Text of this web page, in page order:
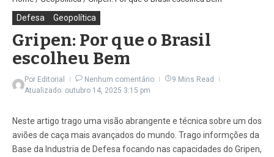
Defesa Geopolítica
Gripen: Por que o Brasil
escolheu Bem
Por Editorial Nenhum comentário
9 Mins Read
Atualizado: outubro 14, 2025 3:15 pm
Neste artigo trago uma visão abrangente e técnica sobre um dos
aviões de caça mais avançados do mundo. Trago informções da
Base da Industria de Defesa focando nas capacidades do Gripen,